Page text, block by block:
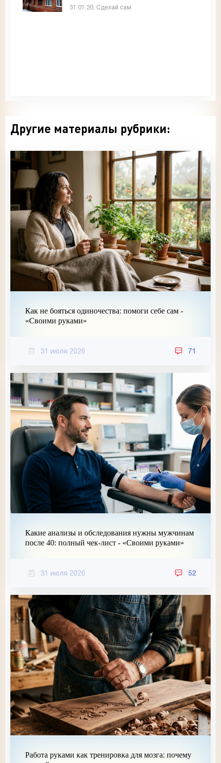
31.01.20, Сделай сам
Другие материалы рубрики:
Как не бояться одиночества: помоги себе сам -
«Своими руками»
31 июля 2026 71
Какие анализы и обследования нужны мужчинам
после 40: полный чек-лист - «Своими руками»
31 июля 2026 52
Работа руками как тренировка для мозга: почему